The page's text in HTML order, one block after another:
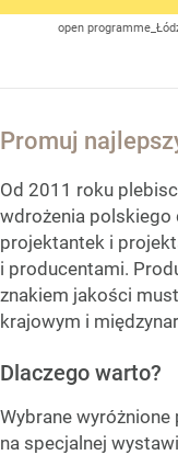
open
Promuj
Od 2011 roku
wdrożenia polskiego
projektantek i
i producentami.
znakiem jakości
krajowym i
Dlaczego warto?
Wybrane
na specjalnej